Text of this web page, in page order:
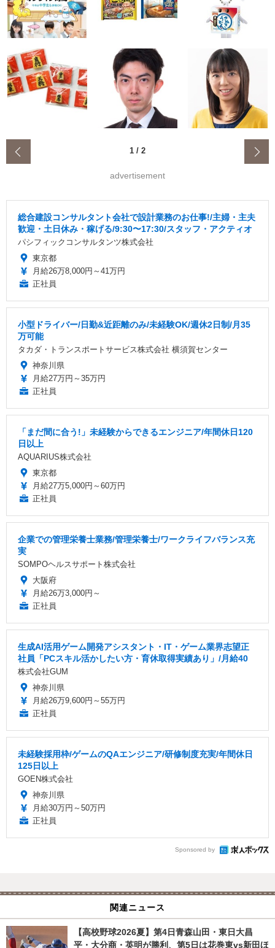
1 / 2
advertisement
総合建設コンサルタント会社で設計業務のお仕事!/主婦・主夫
歓迎・土日休み・稼げる/9:30〜17:30/スタッフ・アクティオ
パシフィックコンサルタンツ株式会社
東京都
月給26万8,000円～41万円
正社員
小型ドライバー/日勤&近距離のみ/未経験OK/週休2日制/月35
万可能
タカダ・トランスポートサービス株式会社 横須賀センター
神奈川県
月給27万円～35万円
正社員
「まだ間に合う!」未経験からできるエンジニア/年間休日120
日以上
AQUARIUS株式会社
東京都
月給27万5,000円～60万円
正社員
企業での管理栄養士業務/管理栄養士/ワークライフバランス充
実
SOMPOヘルスサポート株式会社
大阪府
月給26万3,000円～
正社員
生成AI活用ゲーム開発アシスタント・IT・ゲーム業界志望正
社員「PCスキル活かしたい方・育休取得実績あり」/月給40
株式会社GUM
神奈川県
月給26万9,600円～55万円
正社員
未経験採用枠/ゲームのQAエンジニア/研修制度充実/年間休日
125日以上
GOEN株式会社
神奈川県
月給30万円～50万円
正社員
Sponsored by
関連ニュース
【高校野球2026夏】第4日青森山田・東日大昌
平・大分商・英明が勝利、第5日は花巻東vs新田ほ